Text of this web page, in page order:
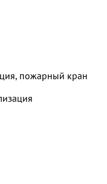
пожарный кран